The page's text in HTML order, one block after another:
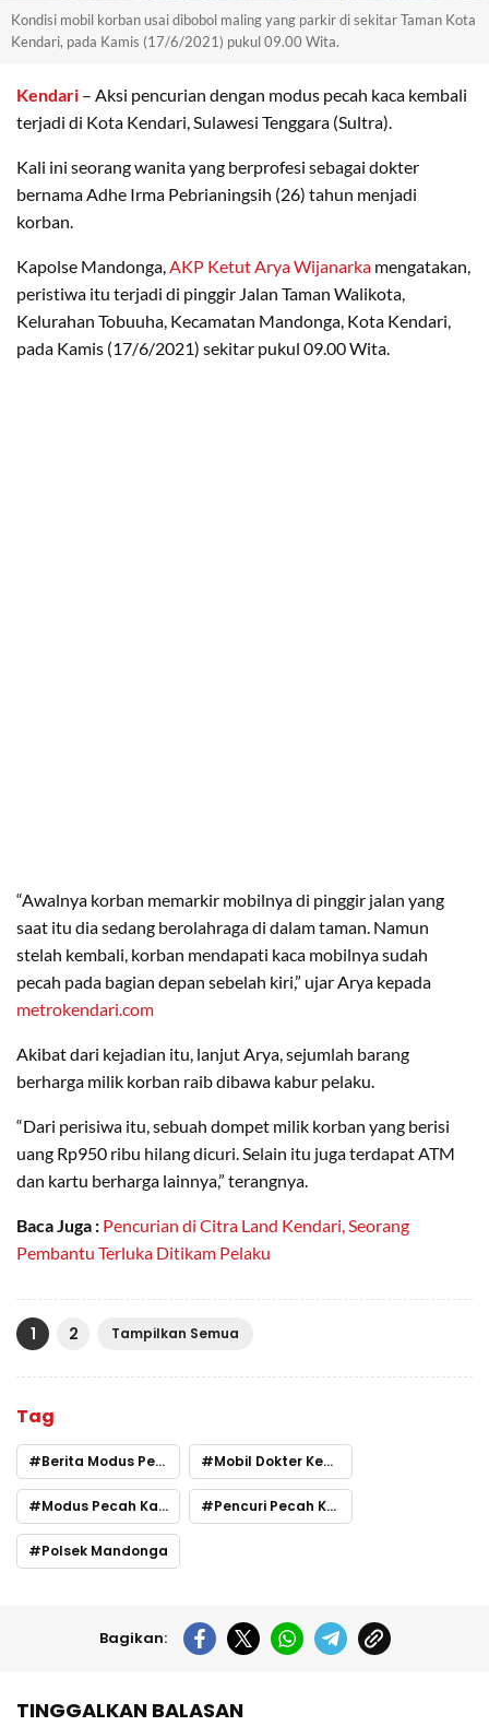
Kondisi mobil korban usai dibobol maling yang parkir di sekitar Taman Kota
Kendari, pada Kamis (17/6/2021) pukul 09.00 Wita.
Kendari – Aksi pencurian dengan modus pecah kaca kembali
terjadi di Kota Kendari, Sulawesi Tenggara (Sultra).
Kali ini seorang wanita yang berprofesi sebagai dokter
bernama Adhe Irma Pebrianingsih (26) tahun menjadi
korban.
Kapolse Mandonga,AKP Ketut Arya Wijanarka mengatakan,
peristiwa itu terjadi di pinggir Jalan Taman Walikota,
Kelurahan Tobuuha, Kecamatan Mandonga, Kota Kendari,
pada Kamis (17/6/2021) sekitar pukul 09.00 Wita.
“Awalnya korban memarkir mobilnya di pinggir jalan yang
saat itu dia sedang berolahraga di dalam taman. Namun
stelah kembali, korban mendapati kaca mobilnya sudah
pecah pada bagian depan sebelah kiri,” ujar Arya kepada
metrokendari.com
Akibat dari kejadian itu, lanjut Arya, sejumlah barang
berharga milik korban raib dibawa kabur pelaku.
“Dari perisiwa itu, sebuah dompet milik korban yang berisi
uang Rp950 ribu hilang dicuri. Selain itu juga terdapat ATM
dan kartu berharga lainnya,” terangnya.
Baca Juga : Pencurian di Citra Land Kendari, Seorang
Pembantu Terluka Ditikam Pelaku
1 2 Tampilkan Semua
Tag
Berita Modus Pecah Kaca Mobil Dokter Kendari Dicuri
Modus Pecah Kaca Kendari Pencuri Pecah Kaca Kendari
Polsek Mandonga
Bagikan:
TINGGALKAN BALASAN